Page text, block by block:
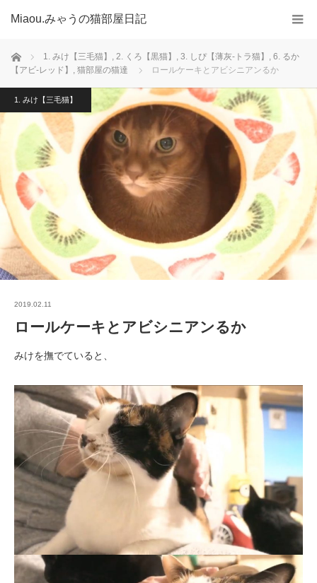
Miaou.みゃうの猫部屋日記
ホーム 1. みけ【三毛猫】 , 2. くろ【黒猫】 , 3. しぴ【薄灰-トラ猫】 , 6. るか
【アビ-レッド】 , 猫部屋の猫達 ロールケーキとアビシニアンるか
1. みけ【三毛猫】
2019.02.11
ロールケーキとアビシニアンるか
みけを撫でていると、